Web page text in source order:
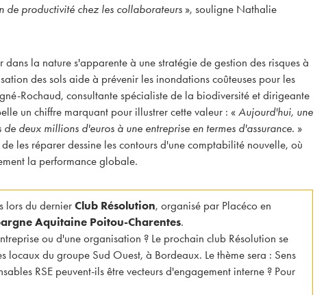
de productivité chez les collaborateurs », souligne Nathalie
dans la nature s'apparente à une stratégie de gestion des risques à
des sols aide à prévenir les inondations coûteuses pour les
Rochaud, consultante spécialiste de la biodiversité et dirigeante
un chiffre marquant pour illustrer cette valeur : « Aujourd'hui, une
deux millions d'euros à une entreprise en termes d'assurance. »
les réparer dessine les contours d'une comptabilité nouvelle, où
la performance globale.
lors du dernier Club Résolution, organisé par Placéco en
Aquitaine Poitou-Charentes.
ou d'une organisation ? Le prochain club Résolution se
locaux du groupe Sud Ouest, à Bordeaux. Le thème sera : Sens
RSE peuvent-ils être vecteurs d'engagement interne ? Pour